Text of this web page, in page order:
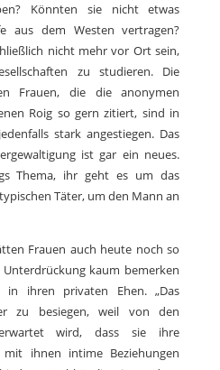
Könnten sie nicht etwas
aus dem Westen vertragen?
nicht mehr vor Ort sein,
zu studieren. Die
Frauen, die die anonymen
Roig so gern zitiert, sind in
stark angestiegen. Das
ist gar ein neues.
Thema, ihr geht es um das
Täter, um den Mann an
Frauen auch heute noch so
kaum bemerken
ihren privaten Ehen. „Das
zu besiegen, weil von den
wird, dass sie ihre
ihnen intime Beziehungen